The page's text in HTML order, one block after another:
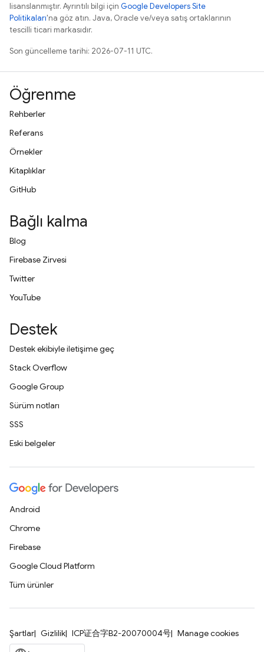
lisanslanmıştır. Ayrıntılı bilgi için Google Developers Site
Politikaları'na göz atın. Java, Oracle ve/veya satış ortaklarının
tescilli ticari markasıdır.
Son güncelleme tarihi: 2026-07-11 UTC.
Öğrenme
Rehberler
Referans
Örnekler
Kitaplıklar
GitHub
Bağlı kalma
Blog
Firebase Zirvesi
Twitter
YouTube
Destek
Destek ekibiyle iletişime geç
Stack Overflow
Google Group
Sürüm notları
SSS
Eski belgeler
Android
Chrome
Firebase
Google Cloud Platform
Tüm ürünler
Şartlar Gizlilik ICP证合字B2-20070004号 Manage cookies